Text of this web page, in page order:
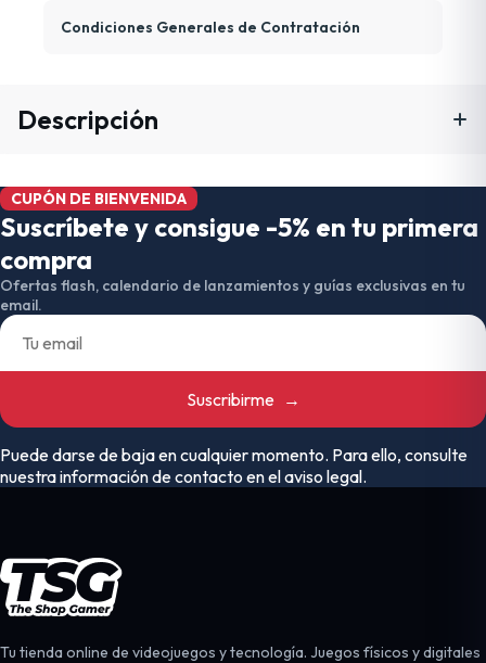
Condiciones Generales de Contratación
Descripción
CUPÓN DE BIENVENIDA
Suscríbete y consigue -5% en tu primera
compra
Ofertas flash, calendario de lanzamientos y guías exclusivas en tu
email.
Suscribirme →
Puede darse de baja en cualquier momento. Para ello, consulte
nuestra información de contacto en el aviso legal.
Tu tienda online de videojuegos y tecnología. Juegos físicos y digitales